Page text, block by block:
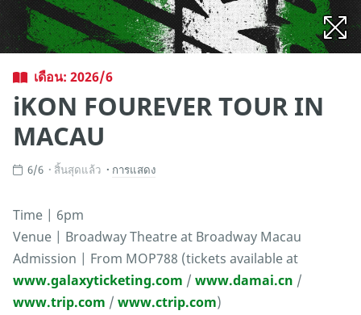
เดือน: 2026/6
iKON FOUREVER TOUR IN
MACAU
6/6 สิ้นสุดแล้ว การแสดง
Time | 6pm
Venue | Broadway Theatre at Broadway Macau
Admission | From MOP788 (tickets available at
www.galaxyticketing.com / www.damai.cn /
www.trip.com / www.ctrip.com)